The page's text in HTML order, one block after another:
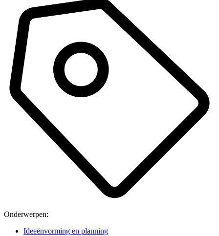
Onderwerpen:
Ideeënvorming en planning